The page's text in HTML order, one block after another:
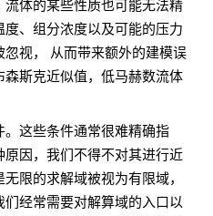
体的某些性质也可能无法精
、组分浓度以及可能的压力
视， 从而带来额外的建模误
斯克近似值，低马赫数流体
这些条件通常很难精确指
因，我们不得不对其进行近
限的求解域被视为有限域，
经常需要对解算域的入口以